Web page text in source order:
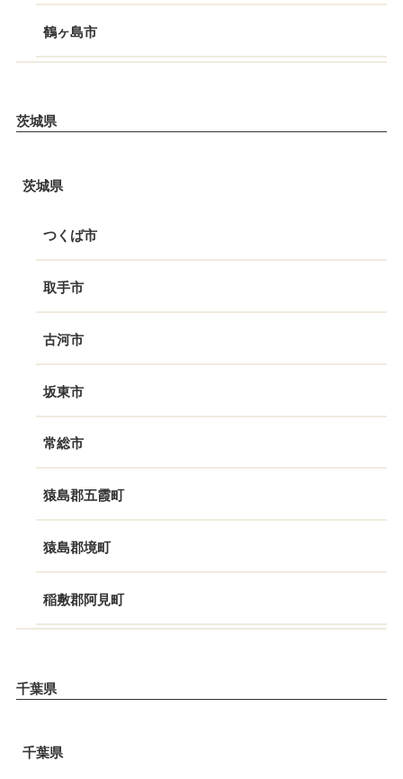
鶴ヶ島市
茨城県
茨城県
つくば市
取手市
古河市
坂東市
常総市
猿島郡五霞町
猿島郡境町
稲敷郡阿見町
千葉県
千葉県